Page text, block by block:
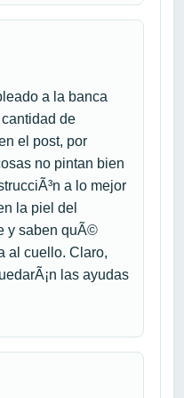
a la banca
de
el post, por
no pintan bien
a lo mejor
la piel del
y saben quÃ©
al cuello. Claro,
las ayudas